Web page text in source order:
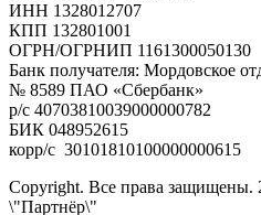
ИНН 1328012707
КПП 132801001
ОГРН/ОГРНИП 1161300050130
Банк получателя: Мордовское
№ 8589 ПАО «Сбербанк»
р/с 40703810039000000782
БИК 048952615
корр/с 30101810100000000615
Copyright. Все права
\"Партнёр\"